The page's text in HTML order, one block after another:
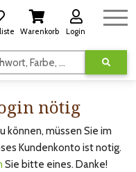
Warenkorb Login
Suchen nach Kategorie, Name, Stichwort, Farbe, usw.
nötig
können, müssen Sie im
Kundenkonto ist notig.
Sie bitte eines. Danke!